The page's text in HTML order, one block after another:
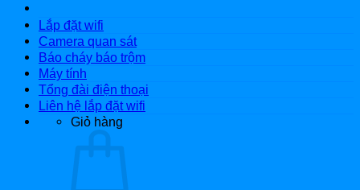
Lắp đặt wifi
Camera quan sát
Báo cháy báo trộm
Máy tính
Tổng đài điện thoại
Liên hệ lắp đặt wifi
Giỏ hàng